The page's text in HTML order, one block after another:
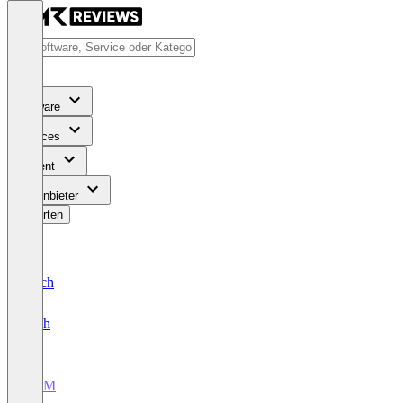
Software
Services
Content
Für Anbieter
Bewerten
Deutsch
English
CRM